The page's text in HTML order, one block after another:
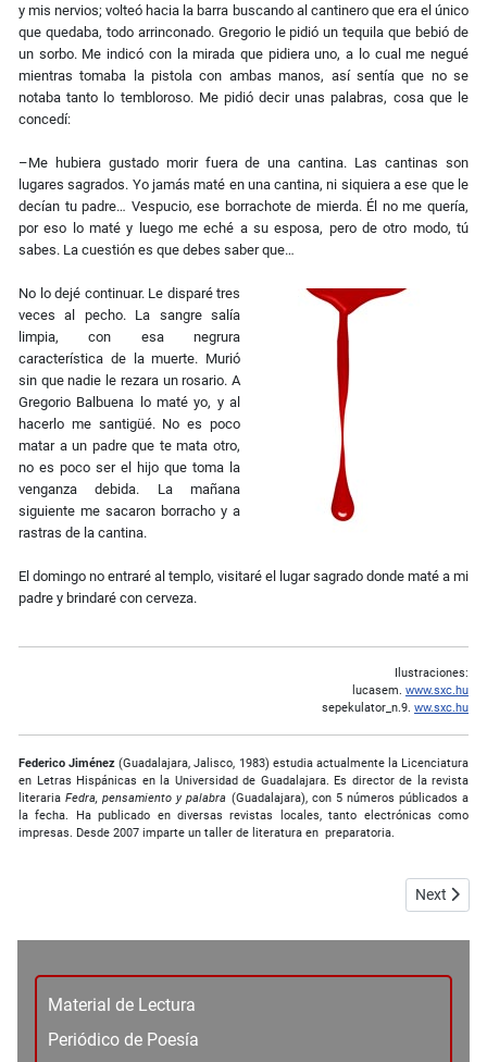
Material de Lectura
Periódico de Poesía
y mis nervios; volteó hacia la barra buscando al cantinero que era el único
que quedaba, todo arrinconado. Gregorio le pidió un tequila que bebió de
un sorbo. Me indicó con la mirada que pidiera uno, a lo cual me negué
mientras tomaba la pistola con ambas manos, así sentía que no se
notaba tanto lo tembloroso. Me pidió decir unas palabras, cosa que le
concedí:
–Me hubiera gustado morir fuera de una cantina. Las cantinas son
lugares sagrados. Yo jamás maté en una cantina, ni siquiera a ese que le
decían tu padre… Vespucio, ese borrachote de mierda. Él no me quería,
por eso lo maté y luego me eché a su esposa, pero de otro modo, tú
sabes. La cuestión es que debes saber que…
No lo dejé continuar. Le disparé tres
veces al pecho. La sangre salía
limpia, con esa negrura
característica de la muerte. Murió
sin que nadie le rezara un rosario. A
Gregorio Balbuena lo maté yo, y al
hacerlo me santigüé. No es poco
matar a un padre que te mata otro,
no es poco ser el hijo que toma la
venganza debida. La mañana
siguiente me sacaron borracho y a
rastras de la cantina.
El domingo no entraré al templo, visitaré el lugar sagrado donde maté a mi
padre y brindaré con cerveza.
Ilustraciones:
lucasem. www.sxc.hu
sepekulator_n.9. ww.sxc.hu
Federico Jiménez (Guadalajara, Jalisco, 1983) estudia actualmente la Licenciatura
en Letras Hispánicas en la Universidad de Guadalajara. Es director de la revista
literariaFedra, pensamiento y palabra (Guadalajara), con 5 números públicados a
la fecha. Ha publicado en diversas revistas locales, tanto electrónicas como
impresas. Desde 2007 imparte un taller de literatura en preparatoria.
Next
Next